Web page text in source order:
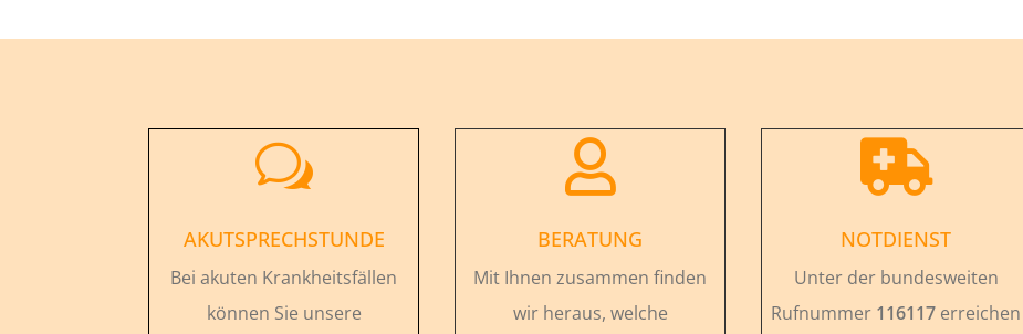
w
AKUTSPRECHSTUNDE
Bei akuten Krankheitsfällen
können Sie unsere

BERATUNG
Mit Ihnen zusammen finden
wir heraus, welche

NOTDIENST
Unter der bundesweiten
Rufnummer 116117 erreichen